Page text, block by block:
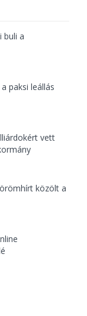
buli a
paksi leállás
vett
közölt a